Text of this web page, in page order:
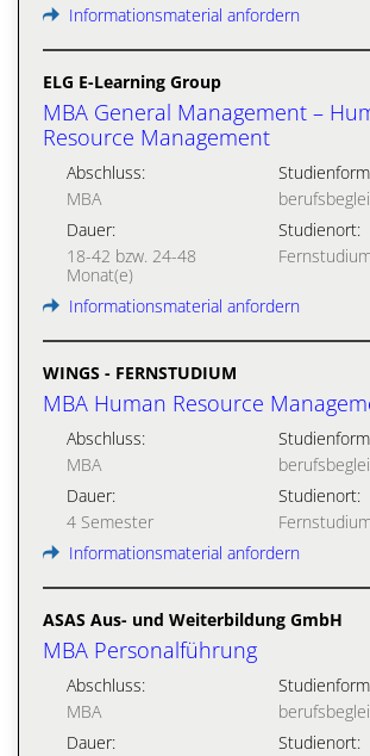
Informationsmaterial anfordern
ELG E-Learning Group
MBA General Management –
Resource Management
Abschluss:
MBA
Dauer:
18-42 bzw. 24-48
Monat(e)
Studienort:
Informationsmaterial anfordern
WINGS - FERNSTUDIUM
MBA Human Resource
Abschluss:
MBA
Dauer:
4 Semester
Studienort:
Informationsmaterial anfordern
ASAS Aus- und Weiterbildung GmbH
MBA Personalführung
Abschluss:
MBA
Dauer:
Studienort: